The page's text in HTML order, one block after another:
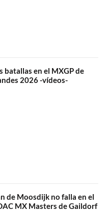
batallas en el MXGP de
2026 -vídeos-
de Moosdijk no falla en el
MX Masters de Gaildorf